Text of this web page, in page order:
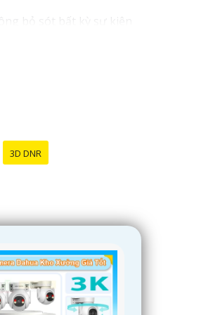
bỏ sót bất kỳ sự kiện
quan sát đa hướng,
của hãng hoặc đến các
Nếu có bất kỳ thắc
3D DNR